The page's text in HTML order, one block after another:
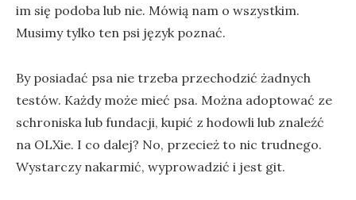
im się podoba lub nie. Mówią nam o wszystkim.
Musimy tylko ten psi język poznać.
By posiadać psa nie trzeba przechodzić żadnych
testów. Każdy może mieć psa. Można adoptować ze
schroniska lub fundacji, kupić z hodowli lub znaleźć
na OLXie. I co dalej? No, przecież to nic trudnego.
Wystarczy nakarmić, wyprowadzić i jest git.